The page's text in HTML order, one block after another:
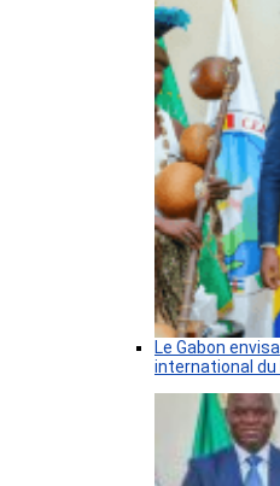
Le Gabon
international du